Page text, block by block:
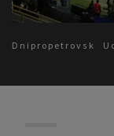
Dnipropetrovsk